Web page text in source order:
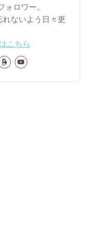
ォロワー。
ないよう日々更
こちら